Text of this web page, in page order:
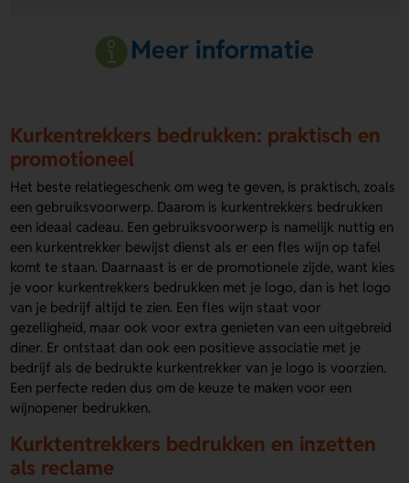
Meer informatie
Kurkentrekkers bedrukken: praktisch en
promotioneel
Het beste relatiegeschenk om weg te geven, is praktisch, zoals
een gebruiksvoorwerp. Daarom is kurkentrekkers bedrukken
een ideaal cadeau. Een gebruiksvoorwerp is namelijk nuttig en
een kurkentrekker bewijst dienst als er een fles wijn op tafel
komt te staan. Daarnaast is er de promotionele zijde, want kies
je voor kurkentrekkers bedrukken met je logo, dan is het logo
van je bedrijf altijd te zien. Een fles wijn staat voor
gezelligheid, maar ook voor extra genieten van een uitgebreid
diner. Er ontstaat dan ook een positieve associatie met je
bedrijf als de bedrukte kurkentrekker van je logo is voorzien.
Een perfecte reden dus om de keuze te maken voor een
wijnopener bedrukken.
Kurktentrekkers bedrukken en inzetten
als reclame